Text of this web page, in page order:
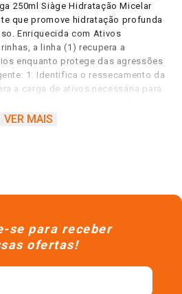
250ml Siàge Hidratação Micelar
que promove hidratação profunda
Enriquecida com Ativos
a linha (1) recupera a
enquanto protege das agressões
1. Identifica o ressecamento da
a carga de ativos necessária para
os fios; Cabelos super
VER MAIS
se para receber
ofertas!